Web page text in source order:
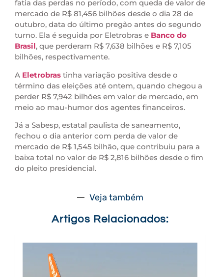
fatia das perdas no período, com queda de valor de
mercado de R$ 81,456 bilhões desde o dia 28 de
outubro, data do último pregão antes do segundo
turno. Ela é seguida por Eletrobras e Banco do
Brasil, que perderam R$ 7,638 bilhões e R$ 7,105
bilhões, respectivamente.
A Eletrobras tinha variação positiva desde o
término das eleições até ontem, quando chegou a
perder R$ 7,942 bilhões em valor de mercado, em
meio ao mau-humor dos agentes financeiros.
Já a Sabesp, estatal paulista de saneamento,
fechou o dia anterior com perda de valor de
mercado de R$ 1,545 bilhão, que contribuiu para a
baixa total no valor de R$ 2,816 bilhões desde o fim
do pleito presidencial.
Veja também
Artigos Relacionados: